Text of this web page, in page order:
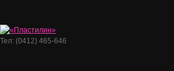
Тел: (0412) 465-646